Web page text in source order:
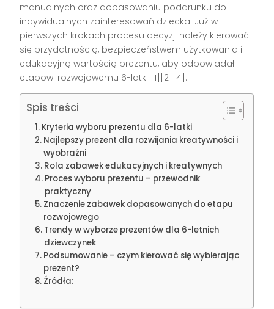
manualnych oraz dopasowaniu podarunku do
indywidualnych zainteresowań dziecka. Już w
pierwszych krokach procesu decyzji należy kierować
się przydatnością, bezpieczeństwem użytkowania i
edukacyjną wartością prezentu, aby odpowiadał
etapowi rozwojowemu 6-latki [1][2][4] .
Spis treści
Kryteria wyboru prezentu dla 6-latki
Najlepszy prezent dla rozwijania kreatywności i
wyobraźni
Rola zabawek edukacyjnych i kreatywnych
Proces wyboru prezentu – przewodnik
praktyczny
Znaczenie zabawek dopasowanych do etapu
rozwojowego
Trendy w wyborze prezentów dla 6-letnich
dziewczynek
Podsumowanie – czym kierować się wybierając
prezent?
Źródła: